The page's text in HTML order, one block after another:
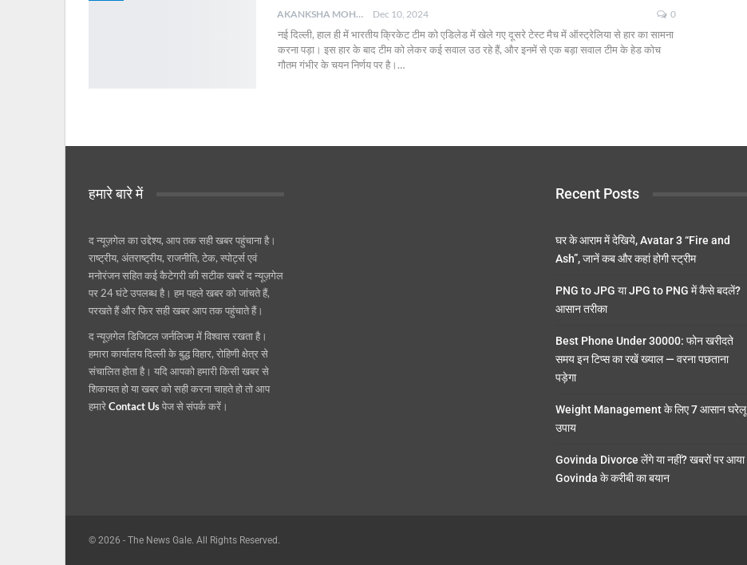
AKANKSHA MOHAN Dec 10, 2024 0
नई दिल्ली, हाल ही में भारतीय क्रिकेट टीम को एडिलेड में खेले गए दूसरे टेस्ट मैच में ऑस्ट्रेलिया से हार का सामना
करना पड़ा। इस हार के बाद टीम को लेकर कई सवाल उठ रहे हैं, और इनमें से एक बड़ा सवाल टीम के हेड कोच
गौतम गंभीर के चयन निर्णय पर है।…
हमारे बारे में
द न्यूज़गेल का उद्देश्य, आप तक सही खबर पहुंचाना है।
राष्ट्रीय, अंतराष्ट्रीय, राजनीति, टेक, स्पोर्ट्स एवं
मनोरंजन सहित कई कैटेगरी की सटीक खबरें द न्यूज़गेल
पर 24 घंटे उपलब्ध है। हम पहले खबर को जांचते हैं,
परखते हैं और फिर सही खबर आप तक पहुंचाते हैं।
द न्यूज़गेल डिजिटल जर्नलिज्म़ में विश्वास रखता है।
हमारा कार्यालय दिल्ली के बुद्ध विहार, रोहिणी क्षेत्र से
संचालित होता है। यदि आपको हमारी किसी खबर से
शिकायत हो या खबर को सही करना चाहते हो तो आप
हमारेContact Usपेज से संपर्क करें।
Recent Posts
घर के आराम में देखिये, Avatar 3 “Fire and
Ash”, जानें कब और कहां होगी स्ट्रीम
PNG to JPG या JPG to PNG में कैसे बदलें?
आसान तरीका
Best Phone Under 30000: फोन खरीदते
समय इन टिप्स का रखें ख्याल — वरना पछताना
पड़ेगा
Weight Management के लिए 7 आसान घरेलू
उपाय
Govinda Divorce लेंगे या नहीं? खबरों पर आया
Govinda के करीबी का बयान
© 2026 - The News Gale. All Rights Reserved.